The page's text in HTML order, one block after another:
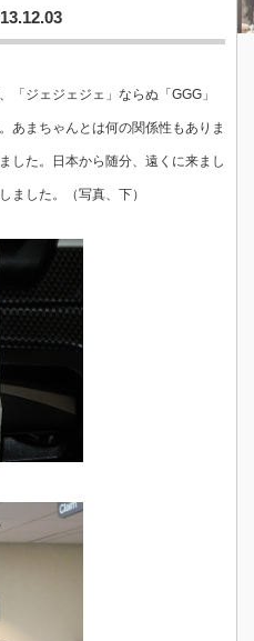
「ジェジェジェ」ならぬ「GGG」
あまちゃんとは何の関係性もありま
した。日本から随分、遠くに来まし
ました。（写真、下）